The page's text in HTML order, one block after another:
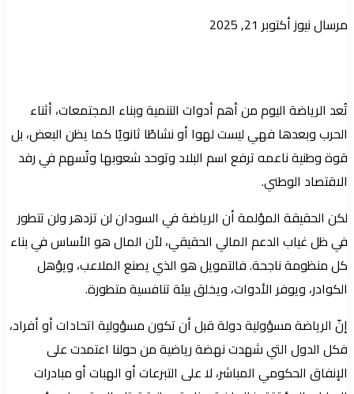
مرسال نيوزأرسل
أكتوبر 21, 2025
تُعد الرياضة اليوم من أهم أدوات التنمية وبناء المجتمعات، أثناء
الحرب وبعدها فهي ليست لهوا أو نشاطًا ثانويًا كما يظن البعض، بل
قوة وطنية ناعمه ترفع اسم البلاد وتوحد شعوبها وتُسهم في رفد
الاقتصاد الوطني.
لكن الحقيقة المؤلمة أن الرياضة في السودان لن تزدهر ولن تتطور
في ظل غياب الدعم المالي الحقيقي، لأن المال هو الأساس في بناء
كل منظومة ناجحة. فالتمويل هو الذي يصنع الملاعب، ويؤهل
الكوادر، ويوفر الأدوات، ويخلق بيئة تنافسية متطورة.
إنّ الرياضة مسؤولية دولة قبل أن تكون مسؤولية اتحادات أو أفراد،
فكل الدول التي شهدت نهضة رياضية من حولنا اعتمدت على
الإنفاق الحكومي المباشر، لا على التبرعات أو الهبات أو مبادرات